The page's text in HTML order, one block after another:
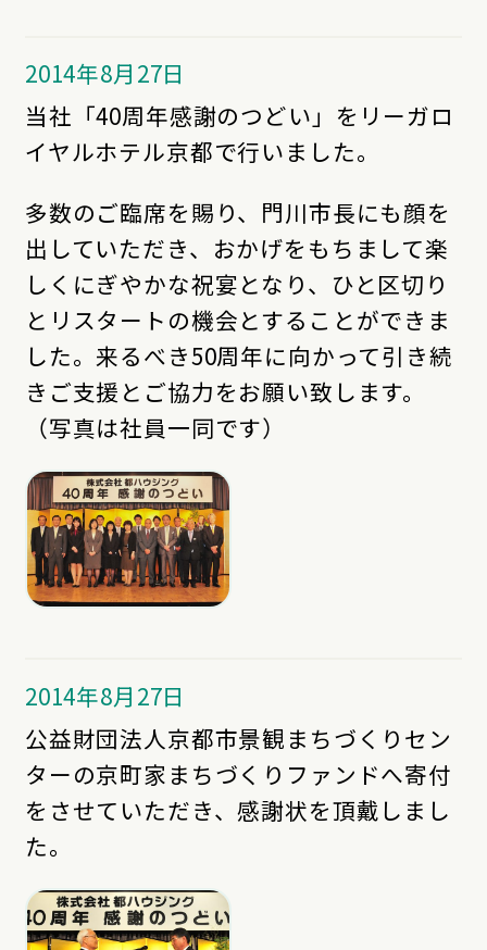
2014年8月27日
当社「40周年感謝のつどい」をリーガロ
イヤルホテル京都で行いました。
多数のご臨席を賜り、門川市長にも顔を
出していただき、おかげをもちまして楽
しくにぎやかな祝宴となり、ひと区切り
とリスタートの機会とすることができま
した。来るべき50周年に向かって引き続
きご支援とご協力をお願い致します。
（写真は社員一同です）
2014年8月27日
公益財団法人京都市景観まちづくりセン
ターの京町家まちづくりファンドへ寄付
をさせていただき、感謝状を頂戴しまし
た。